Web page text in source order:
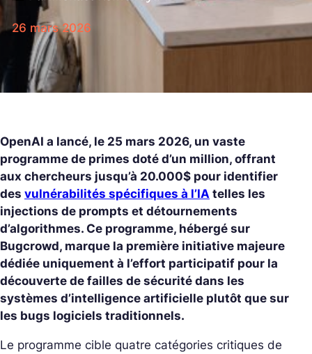
26 mars 2026
OpenAI a lancé, le 25 mars 2026, un vaste
programme de primes doté d’un million, offrant
aux chercheurs jusqu’à 20.000$ pour identifier
des vulnérabilités spécifiques à l’IA telles les
injections de prompts et détournements
d’algorithmes. Ce programme, hébergé sur
Bugcrowd, marque la première initiative majeure
dédiée uniquement à l’effort participatif pour la
découverte de failles de sécurité dans les
systèmes d’intelligence artificielle plutôt que sur
les bugs logiciels traditionnels.
Le programme cible quatre catégories critiques de